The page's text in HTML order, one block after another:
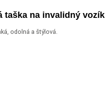
taška na invalidný vozík
odolná a štýlová.